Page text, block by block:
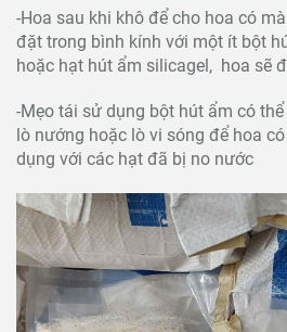
-Hoa sau khi khô để cho hoa có
đặt trong bình kính với một ít bột
hoặc hạt hút ẩm silicagel, hoa sẽ
-Mẹo tái sử dụng bột hút ẩm có
lò nướng hoặc lò vi sóng để hoa
dụng với các hạt đã bị no nước